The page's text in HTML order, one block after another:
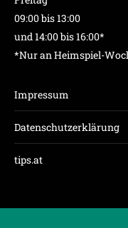
09:00 bis 13:00
und 14:00 bis 16:00*
*Nur an Heimspiel-
Impressum
Datenschutzerklärung
tips.at